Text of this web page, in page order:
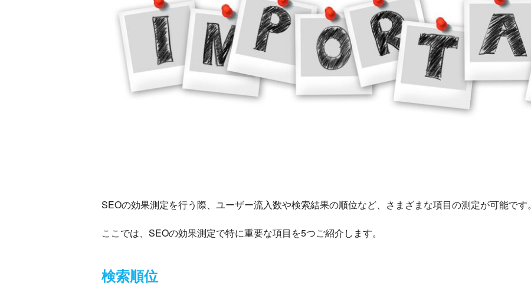
SEOの効果測定を行う際、ユーザー流入数や検索結果の順位など、さまざまな項目の測定が可能です。
ここでは、SEOの効果測定で特に重要な項目を5つご紹介します。
検索順位